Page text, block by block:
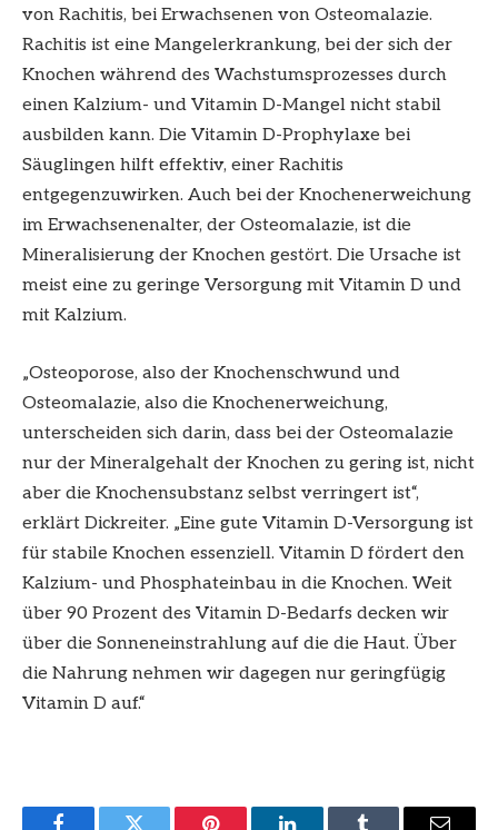
von Rachitis, bei Erwachsenen von Osteomalazie.
Rachitis ist eine Mangelerkrankung, bei der sich der
Knochen während des Wachstumsprozesses durch
einen Kalzium- und Vitamin D-Mangel nicht stabil
ausbilden kann. Die Vitamin D-Prophylaxe bei
Säuglingen hilft effektiv, einer Rachitis
entgegenzuwirken. Auch bei der Knochenerweichung
im Erwachsenenalter, der Osteomalazie, ist die
Mineralisierung der Knochen gestört. Die Ursache ist
meist eine zu geringe Versorgung mit Vitamin D und
mit Kalzium.
„Osteoporose, also der Knochenschwund und
Osteomalazie, also die Knochenerweichung,
unterscheiden sich darin, dass bei der Osteomalazie
nur der Mineralgehalt der Knochen zu gering ist, nicht
aber die Knochensubstanz selbst verringert ist“,
erklärt Dickreiter. „Eine gute Vitamin D-Versorgung ist
für stabile Knochen essenziell. Vitamin D fördert den
Kalzium- und Phosphateinbau in die Knochen. Weit
über 90 Prozent des Vitamin D-Bedarfs decken wir
über die Sonneneinstrahlung auf die die Haut. Über
die Nahrung nehmen wir dagegen nur geringfügig
Vitamin D auf.“